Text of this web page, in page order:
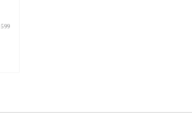
сервісів
зокрема до
що міститься в